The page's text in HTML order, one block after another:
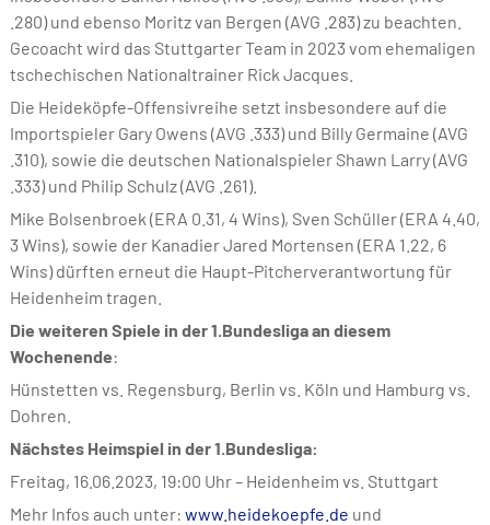
.280) und ebenso Moritz van Bergen (AVG .283) zu beachten.
Gecoacht wird das Stuttgarter Team in 2023 vom ehemaligen
tschechischen Nationaltrainer Rick Jacques.
Die Heideköpfe-Offensivreihe setzt insbesondere auf die
Importspieler Gary Owens (AVG .333) und Billy Germaine (AVG
.310), sowie die deutschen Nationalspieler Shawn Larry (AVG
.333) und Philip Schulz (AVG .261).
Mike Bolsenbroek (ERA 0.31, 4 Wins), Sven Schüller (ERA 4.40,
3 Wins), sowie der Kanadier Jared Mortensen (ERA 1.22, 6
Wins) dürften erneut die Haupt-Pitcherverantwortung für
Heidenheim tragen.
Die weiteren Spiele in der 1.Bundesliga an diesem
Wochenende:
Hünstetten vs. Regensburg, Berlin vs. Köln und Hamburg vs.
Dohren.
Nächstes Heimspiel in der 1.Bundesliga:
Freitag, 16.06.2023, 19:00 Uhr – Heidenheim vs. Stuttgart
Mehr Infos auch unter: www.heidekoepfe.de und